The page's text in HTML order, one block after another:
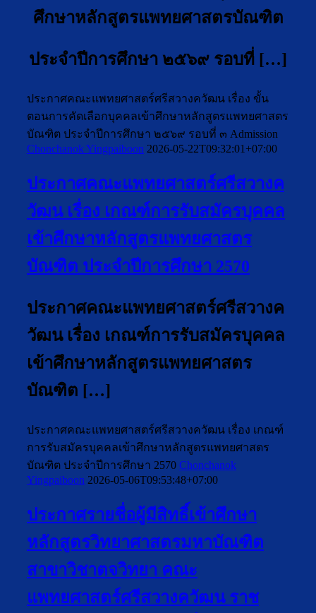
ศึกษาหลักสูตรแพทยศาสตรบัณฑิต
ประจำปีการศึกษา ๒๕๖๙ รอบที่ […]
ประกาศคณะแพทยศาสตร์ศรีสวางควัฒน เรื่อง ขั้น
ตอนการคัดเลือกบุคคลเข้าศึกษาหลักสูตรแพทยศาสตร
บัณฑิต ประจำปีการศึกษา ๒๕๖๙ รอบที่ ๓ Admission
Chonchanok Yingpaiboon 2026-05-22T09:32:01+07:00
ประกาศคณะแพทยศาสตร์ศรีสวางค
วัฒน เรื่อง เกณฑ์การรับสมัครบุคคล
เข้าศึกษาหลักสูตรแพทยศาสตร
บัณฑิต ประจำปีการศึกษา 2570
ประกาศคณะแพทยศาสตร์ศรีสวางค
วัฒน เรื่อง เกณฑ์การรับสมัครบุคคล
เข้าศึกษาหลักสูตรแพทยศาสตร
บัณฑิต […]
ประกาศคณะแพทยศาสตร์ศรีสวางควัฒน เรื่อง เกณฑ์
การรับสมัครบุคคลเข้าศึกษาหลักสูตรแพทยศาสตร
บัณฑิต ประจำปีการศึกษา 2570 Chonchanok
Yingpaiboon 2026-05-06T09:53:48+07:00
ประกาศรายชื่อผู้มีสิทธิ์เข้าศึกษา
หลักสูตรวิทยาศาสตรมหาบัณฑิต
สาขาวิชาตจวิทยา คณะ
แพทยศาสตร์ศรีสวางควัฒน ราช